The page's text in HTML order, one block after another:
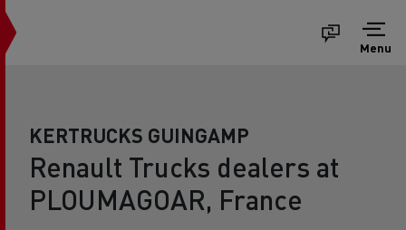
Menu
KERTRUCKS GUINGAMP
Renault Trucks dealers at
PLOUMAGOAR, France